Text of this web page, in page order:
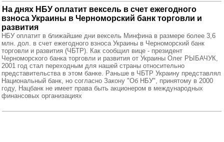
На днях НБУ оплатит вексель в счет ежегодного
взноса Украины в Черноморский банк торговли и
развития
НБУ оплатит в ближайшие дни вексель Минфина в размере более 3,6
млн. дол. в счет ежегодного взноса Украины в Черноморский банк
торговли и развития (ЧБТР). Как сообщил вице - президент
Черноморского банка торговли и развития от Украины Олег РЫБАЧУК,
2001 год стал переходным для нашей страны относительно
представительства в этом банке. Раньше в ЧБТР Украину представлял
Национальный банк, но согласно Закону "Об НБУ", принятому в 2000
году, Нацбанк не имеет права быть акционером в международных
финансовых организациях